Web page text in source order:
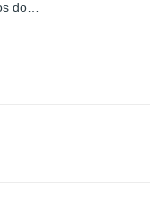
do…